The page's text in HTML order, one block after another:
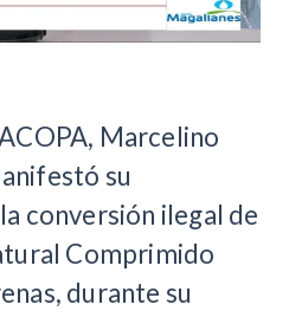
Marcelino
su
conversión ilegal de
Comprimido
durante su